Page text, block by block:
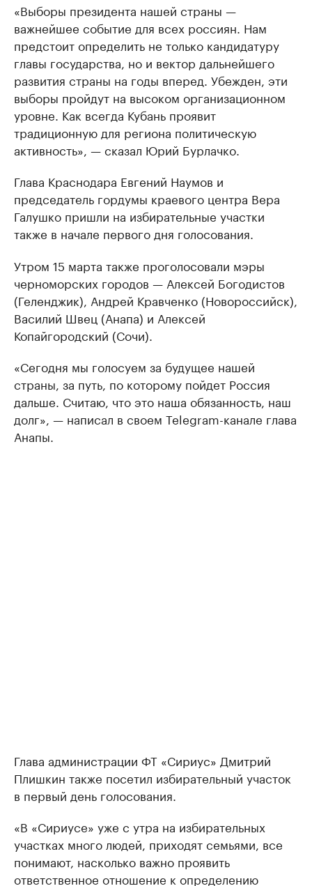
«Выборы президента нашей страны —
важнейшее событие для всех россиян. Нам
предстоит определить не только кандидатуру
главы государства, но и вектор дальнейшего
развития страны на годы вперед. Убежден, эти
выборы пройдут на высоком организационном
уровне. Как всегда Кубань проявит
традиционную для региона политическую
активность», — сказал Юрий Бурлачко.
Глава Краснодара Евгений Наумов и
председатель гордумы краевого центра Вера
Галушко пришли на избирательные участки
также в начале первого дня голосования.
Утром 15 марта также проголосовали мэры
черноморских городов — Алексей Богодистов
(Геленджик), Андрей Кравченко (Новороссийск),
Василий Швец (Анапа) и Алексей
Копайгородский (Сочи).
«Сегодня мы голосуем за будущее нашей
страны, за путь, по которому пойдет Россия
дальше. Считаю, что это наша обязанность, наш
долг», — написал в своем Telegram-канале глава
Анапы.
Глава администрации ФТ «Сириус» Дмитрий
Плишкин также посетил избирательный участок
в первый день голосования.
«В «Сириусе» уже с утра на избирательных
участках много людей, приходят семьями, все
понимают, насколько важно проявить
ответственное отношение к определению